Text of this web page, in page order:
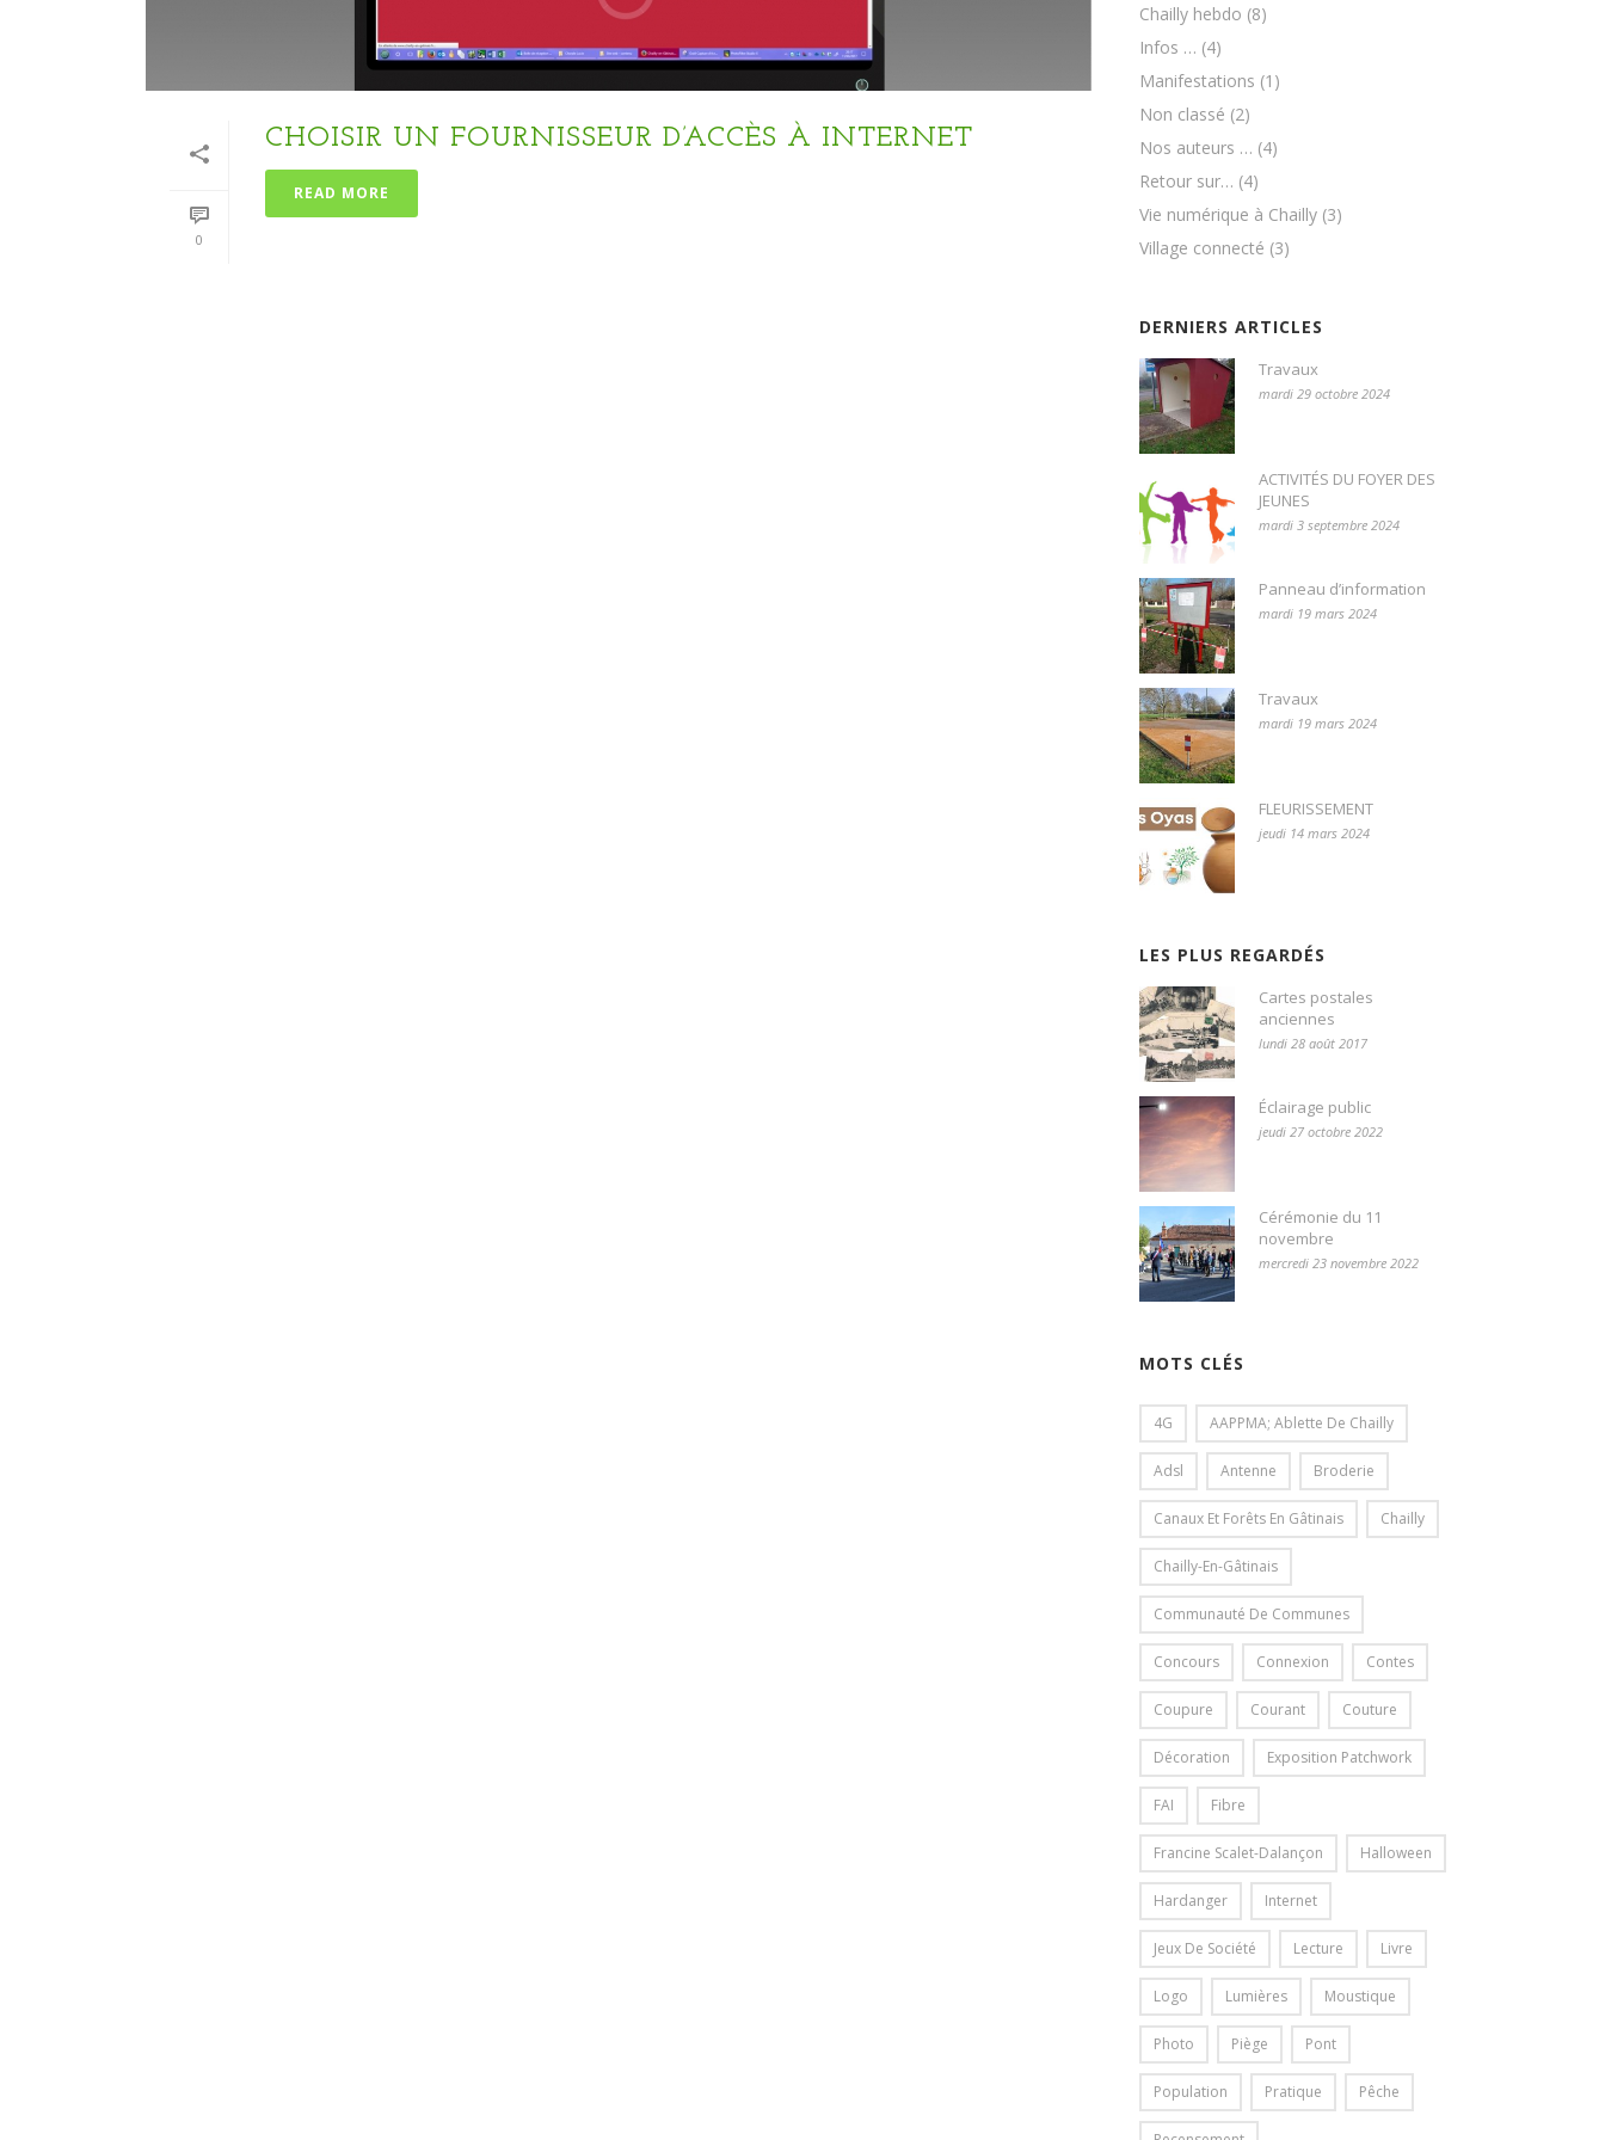
0
CHOISIR UN FOURNISSEUR D’ACCÈS À INTERNET
READ MORE
Chailly hebdo (8)
Infos … (4)
Manifestations (1)
Non classé (2)
Nos auteurs … (4)
Retour sur… (4)
Vie numérique à Chailly (3)
Village connecté (3)
DERNIERS ARTICLES
Travaux
mardi 29 octobre 2024
ACTIVITÉS DU FOYER DES
JEUNES
mardi 3 septembre 2024
Panneau d’information
mardi 19 mars 2024
Travaux
mardi 19 mars 2024
FLEURISSEMENT
jeudi 14 mars 2024
LES PLUS REGARDÉS
Cartes postales
anciennes
lundi 28 août 2017
Éclairage public
jeudi 27 octobre 2022
Cérémonie du 11
novembre
mercredi 23 novembre 2022
MOTS CLÉS
4G AAPPMA; Ablette De Chailly
Adsl Antenne Broderie
Canaux Et Forêts En Gâtinais Chailly
Chailly-En-Gâtinais
Communauté De Communes
Concours Connexion Contes
Coupure Courant Couture
Décoration Exposition Patchwork
FAI Fibre
Francine Scalet-Dalançon Halloween
Hardanger Internet
Jeux De Société Lecture Livre
Logo Lumières Moustique
Photo Piège Pont
Population Pratique Pêche